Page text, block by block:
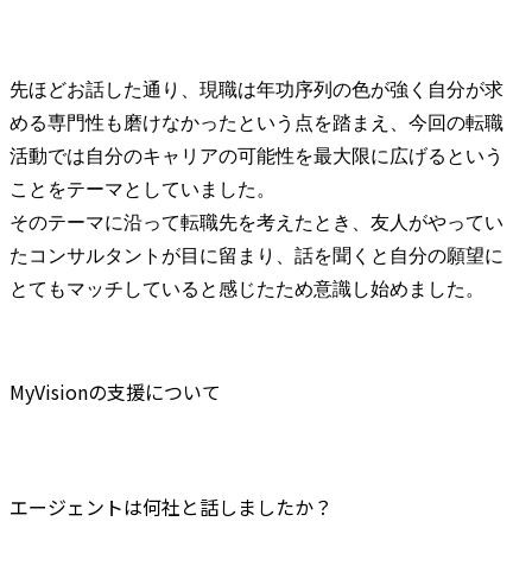
先ほどお話した通り、現職は年功序列の色が強く自分が求
める専門性も磨けなかったという点を踏まえ、今回の転職
活動では自分のキャリアの可能性を最大限に広げるという
ことをテーマとしていました。
そのテーマに沿って転職先を考えたとき、友人がやってい
たコンサルタントが目に留まり、話を聞くと自分の願望に
とてもマッチしていると感じたため意識し始めました。
MyVisionの支援について
エージェントは何社と話しましたか？